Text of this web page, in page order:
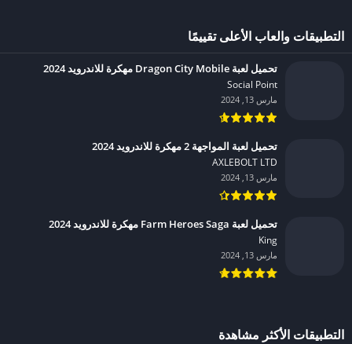
التطبيقات والعاب الأعلى تقييمًا
تحميل لعبة Dragon City Mobile مهكرة للاندرويد 2024
Social Point‏
مارس 13, 2024
تحميل لعبة المواجهة 2 مهكرة للاندرويد 2024
AXLEBOLT LTD‏
مارس 13, 2024
تحميل لعبة Farm Heroes Saga مهكرة للاندرويد 2024
King‏
مارس 13, 2024
التطبيقات الأكثر مشاهدة